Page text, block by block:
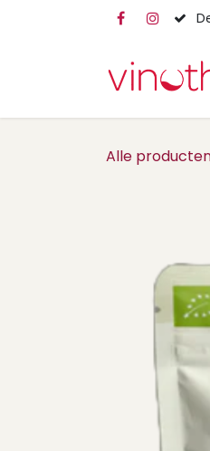
Overslaan naar inhoud
Alle